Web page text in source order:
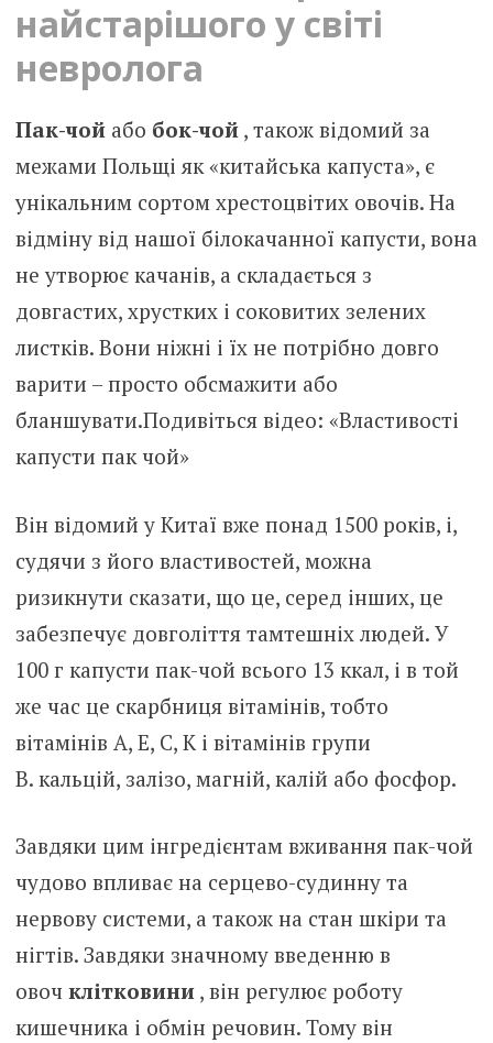
найстарішого у світі
невролога
Пак-чойабо бок-чой, також відомий за
межами Польщі як «китайська капуста», є
унікальним сортом хрестоцвітих овочів. На
відміну від нашої білокачанної капусти, вона
не утворює качанів, а складається з
довгастих, хрустких і соковитих зелених
листків. Вони ніжні і їх не потрібно довго
варити – просто обсмажити або
бланшувати.Подивіться відео: «Властивості
капусти пак чой»
Він відомий у Китаї вже понад 1500 років, і,
судячи з його властивостей, можна
ризикнути сказати, що це, серед інших, це
забезпечує довголіття тамтешніх людей. У
100 г капусти пак-чой всього 13 ккал, і в той
же час це скарбниця вітамінів, тобто
вітамінів А, Е, С, К і вітамінів групи
В. кальцій, залізо, магній, калій або фосфор.
Завдяки цим інгредієнтам вживання пак-чой
чудово впливає на серцево-судинну та
нервову системи, а також на стан шкіри та
нігтів. Завдяки значному введенню в
овоч клітковини, він регулює роботу
кишечника і обмін речовин. Тому він